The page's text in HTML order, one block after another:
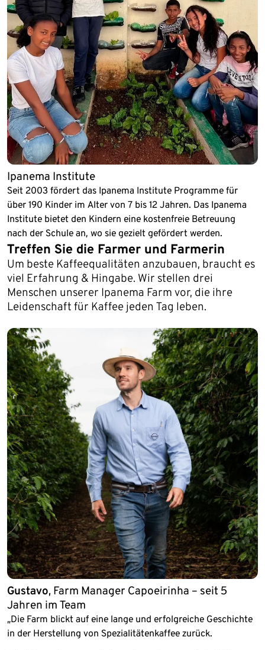
Ipanema Institute
Seit 2003 fördert das Ipanema Institute Programme für
über 190 Kinder im Alter von 7 bis 12 Jahren. Das Ipanema
Institute bietet den Kindern eine kostenfreie Betreuung
nach der Schule an, wo sie gezielt gefördert werden.
Treffen Sie die Farmer und Farmerin
Um beste Kaffeequalitäten anzubauen, braucht es
viel Erfahrung & Hingabe. Wir stellen drei
Menschen unserer Ipanema Farm vor, die ihre
Leidenschaft für Kaffee jeden Tag leben.
Gustavo, Farm Manager Capoeirinha – seit 5
Jahren im Team
„Die Farm blickt auf eine lange und erfolgreiche Geschichte
in der Herstellung von Spezialitätenkaffee zurück.